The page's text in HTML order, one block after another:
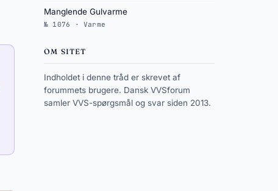
Manglende Gulvarme
№ 1076 · Varme
OM SITET
Indholdet i denne tråd er skrevet af
forummets brugere. Dansk VVSforum
samler VVS-spørgsmål og svar siden 2013.